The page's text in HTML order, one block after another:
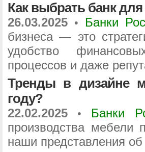
Как выбрать банк
26.03.2025 • Банки
бизнеса — это
удобство
процессов и даже
Тренды в дизайне
году?
22.02.2025 • Банки
производства мебели
наши представления об